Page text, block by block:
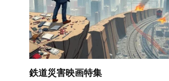
鉄道災害映画特集